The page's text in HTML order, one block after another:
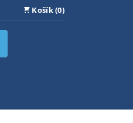
Košík (0)